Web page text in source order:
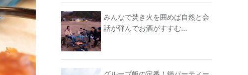
みんなで焚き火を囲めば自然と会
話が弾んでお酒がすすむ...